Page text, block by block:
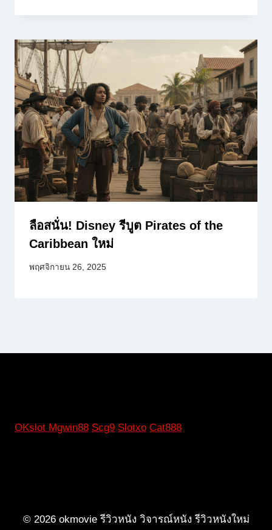
ลือสนั่น! Disney รีบูต Pirates of the
Caribbean ใหม่
พฤศจิกายน 26, 2025
OKslot Mgwin88 Scg9 Slotxo Cat888
© 2026 okmovie รีวิวหนัง วิจารณ์หนัง รีวิวหนังใหม่